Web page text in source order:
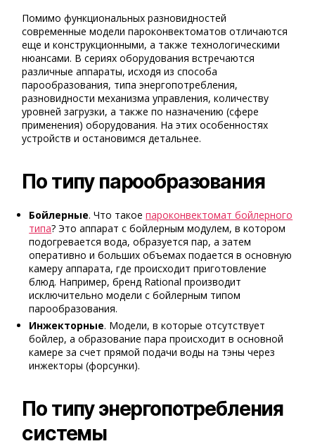
Помимо функциональных разновидностей
современные модели пароконвектоматов отличаются
еще и конструкционными, а также технологическими
нюансами. В сериях оборудования встречаются
различные аппараты, исходя из способа
парообразования, типа энергопотребления,
разновидности механизма управления, количеству
уровней загрузки, а также по назначению (сфере
применения) оборудования. На этих особенностях
устройств и остановимся детальнее.
По типу парообразования
Бойлерные. Что такоепароконвектомат бойлерного
типа? Это аппарат с бойлерным модулем, в котором
подогревается вода, образуется пар, а затем
оперативно и больших объемах подается в основную
камеру аппарата, где происходит приготовление
блюд. Например, бренд Rational производит
исключительно модели с бойлерным типом
парообразования.
Инжекторные. Модели, в которые отсутствует
бойлер, а образование пара происходит в основной
камере за счет прямой подачи воды на тэны через
инжекторы (форсунки).
По типу энергопотребления
системы